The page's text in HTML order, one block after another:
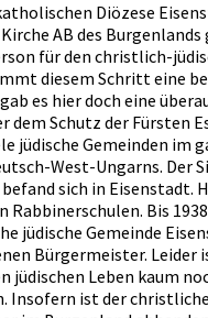
Diözese
AB des Burgenlands
für den christlich-
diesem Schritt eine
es hier doch eine
dem Schutz der Fürsten
jüdische Gemeinden im
West-Ungarns. Der
sich in Eisenstadt.
Bis
jüdische Gemeinde
Bürgermeister. Leider
jüdischen Leben kaum
Insofern ist der